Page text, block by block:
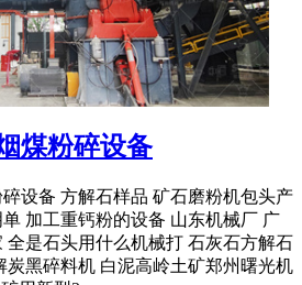
煤粉碎设备
设备 方解石样品 矿石磨粉机包头产
加工重钙粉的设备 山东机械厂 广
全是石头用什么机械打 石灰石方解石
炭黑碎料机 白泥高岭土矿郑州曙光机